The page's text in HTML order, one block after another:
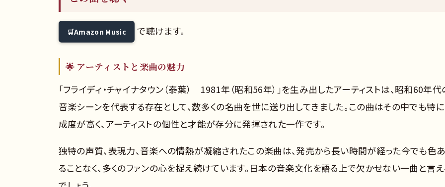
Amazon Music で聴けます。
🌟 アーティストと楽曲の魅力
「フライディ・チャイナタウン（泰葉） 1981年（昭和56年）」を生み出したアーティストは、昭和60年代
音楽シーンを代表する存在として、数多くの名曲を世に送り出してきました。この曲はその中でも特
成度が高く、アーティストの個性と才能が存分に発揮された一作です。
独特の声質、表現力、音楽への情熱が凝縮されたこの楽曲は、発売から長い時間が経った今でも色
ることなく、多くのファンの心を捉え続けています。日本の音楽文化を語る上で欠かせない一曲と言え